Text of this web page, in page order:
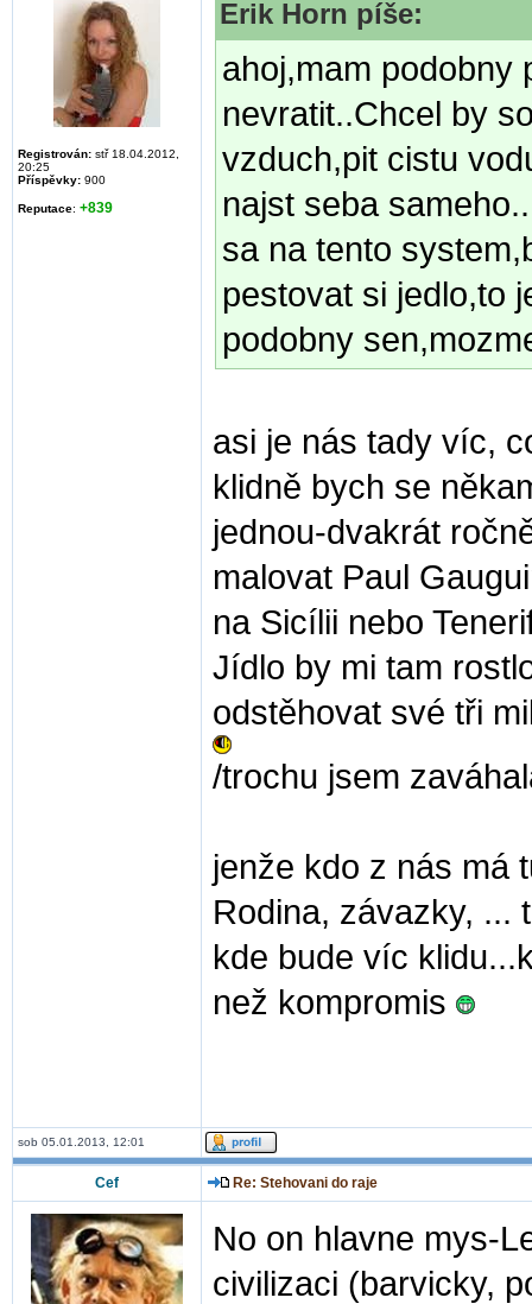
Registrován: stř 18.04.2012,
20:25
Příspěvky: 900
Reputace: +839
Erik Horn píše:
ahoj,mam podobny
nevratit..Chcel by
vzduch,pit cistu
najst seba
sa na tento
pestovat si jedlo,to
podobny
asi je nás tady víc,
klidně bych se
jednou-dvakrát
malovat Paul
na Sicílii nebo
Jídlo by mi tam
odstěhovat své tři
/trochu jsem
jenže kdo z nás má
Rodina, závazky, ...
kde bude víc
než kompromis
sob 05.01.2013, 12:01
Cef Re: Stehovani do raje
No on hlavne mys-
civilizaci (barvicky,